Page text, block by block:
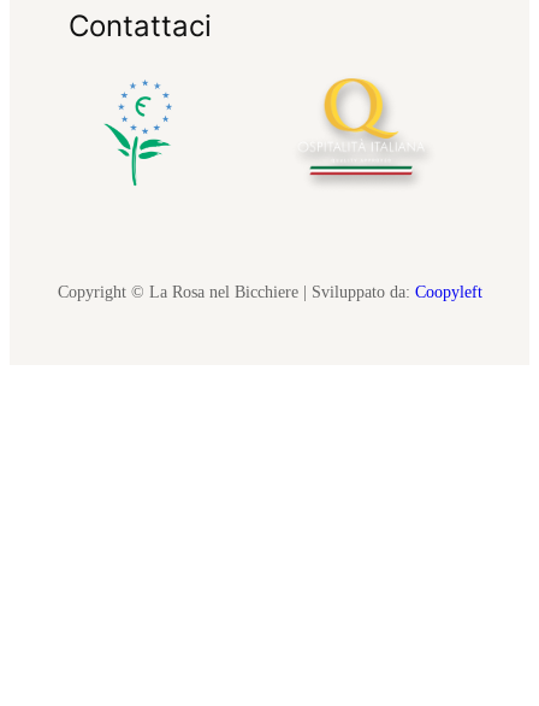
Contattaci
Copyright © La Rosa nel Bicchiere | Sviluppato da: Coopyleft